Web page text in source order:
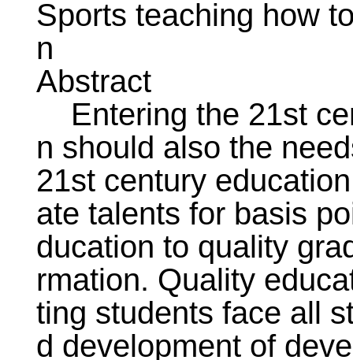
Sports teaching how
n
Abstract
Entering the 21st
n should also the
21st century
ate talents for basis
ducation to quality
rmation. Quality
ting students face all
d development of